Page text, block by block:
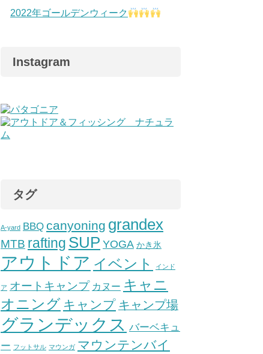
2022年ゴールデンウィーク
Instagram
タグ
A-yard BBQ canyoning grandex
MTB rafting SUP YOGA かき氷
アウトドア イベント インド
ア オートキャンプ カヌー キャニ
オニング キャンプ キャンプ場
グランデックス バーベキュ
ー フットサル マウンガ マウンテンバイ